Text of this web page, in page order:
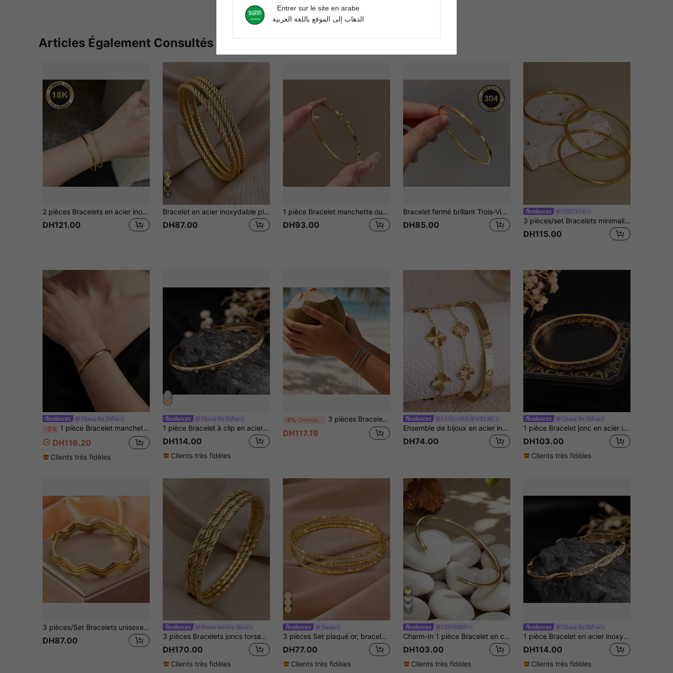
Articles Également Consultés
2 pièces Bracelets en acier inoxydable ciel étoilé, ne se décolore pas, mode minimaliste, bracelet simple polyvalent, bracelet ultra-fin empilable
DH121.00
6
Bracelet en acier inoxydable plaqué or 18K pour femmes, bracelet de style minimaliste de luxe à la mode, bijoux imperméables
DH87.00
1 pièce Bracelet manchette ouvert en acier inoxydable poli avec perle ronde simple pour femmes, cadeau parfait pour la petite amie
DH93.00
Bracelet fermé brillant Trois-Vies-Trois-Mondes non décolorant, bracelet de couple élégant style famille Zhou, design rond uni, bracelet rond minimaliste pour femme, bracelet uni pur, halo minimaliste, contraste texturé, poli lisse brillant, texture haut de gamme, auto-lumineux, polyvalent pour le port quotidien
DH85.00
CHICVUE
3 pièces/set Bracelets minimalistes en acier inoxydable plaqué or 18 carats, cadeaux de Noël et d'hiver
DH115.00
Chang An DiFan
-2% 1 pièce Bracelet manchette ouvert en acier inoxydable plaqué or 18K martelé à coupe diamant, jonc de luxe poli multifacettes 3D, respectueux de la peau, résistant à la transpiration, verrouillage de la couleur durable, convient pour les tenues élégantes de trajet des femmes, accessoires exquis pour les soirées, cadeaux d'anniversaire, style mature sophistiqué, à porter seul ou en superposition pour plusieurs occasions
DH116.20
Clients très fidèles
Chang An DiFan
1 pièce Bracelet à clip en acier inoxydable plaqué or 18K avec étoile à huit branches incrustée de zircone cubique, convient pour le port quotidien des femmes
DH114.00
Clients très fidèles
-5% Derniers 2 jours 3 pièces Bracelets bohèmes d'été avec perles, Bracelets réglables, Ensemble de bracelets fins avec perles de pierre multicolores, Portables en empilage, Port quotidien et vacances, Cadeau d'été
DH117.19
LUXLUNA JEWELRY
Ensemble de bijoux en acier inoxydable, design trèfle, convient pour le trajet quotidien des femmes ou le port quotidien, également un cadeau parfait pour les amis
DH74.00
Chang An DiFan
1 pièce Bracelet jonc en acier inoxydable plaqué or 18 carats avec motif vintage de la Grande Muraille, bracelet en forme de nuage pour femmes
DH103.00
Clients très fidèles
3 pièces/Set Bracelets unisexes à design ondulé plaqué acier inoxydable à la mode, convenant pour le port quotidien et les fêtes
DH87.00
Hotoo Jewelry Shop
3 pièces Bracelets joncs torsadés dorés, bracelets empilables de style bohème en acier inoxydable pour femmes, bijoux de fête et d'usage quotidien pour filles, cadeau de Noël
DH170.00
Clients très fidèles
Tango
3 pièces Set plaqué or, bracelets de manchette floraux torsadés minimalistes brillants , convient pour les cadeaux, le port quotidien et les fêtes
DH77.00
Clients très fidèles
7
CHARMIN
Charm-In 1 pièce Bracelet en cuivre plaqué or 18 carats avec zircone cubique, design minimaliste, épaisseur de placage 0,03-0,05 μm
DH103.00
Clients très fidèles
Chang An DiFan
1 pièce Bracelet en acier inoxydable plaqué or 18K avec design de ligne géométrique de richesse, serti de cubic zirconia cubiques et fermoir
DH114.00
Clients très fidèles
Entrer sur le site en arabe
الذهاب إلى الموقع باللغة العربية